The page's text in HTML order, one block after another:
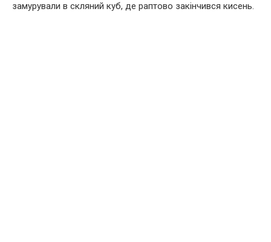
замурували в скляний куб, де раптово закінчився кисень.